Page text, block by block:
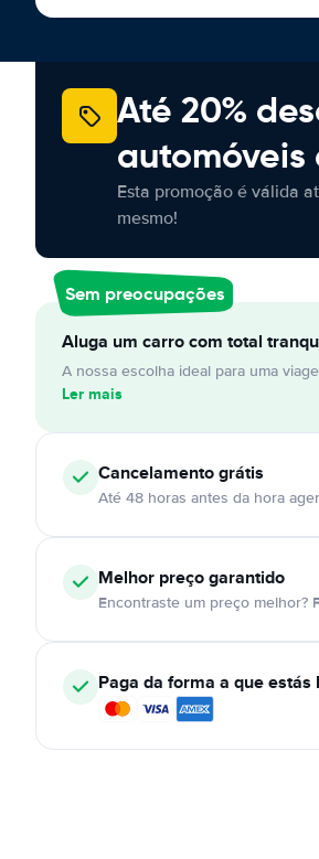
Até 20%
automóveis
Esta promoção é válida
mesmo!
Sem preocupações
Aluga um carro com total
A nossa escolha ideal para uma
Ler mais
Cancelamentográtis
Até 48 horas antes da hora
Melhor preço garantido
Encontraste um preço melhor?
Paga da forma a que estás